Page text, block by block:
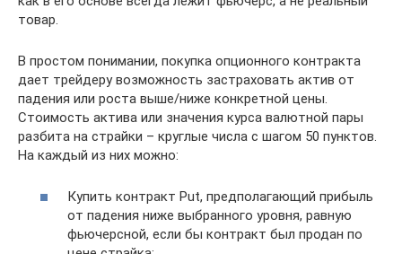
товар.
В простом понимании, покупка опционного контракта
дает трейдеру возможность застраховать актив от
падения или роста выше/ниже конкретной цены.
Стоимость актива или значения курса валютной пары
разбита на страйки – круглые числа с шагом 50 пунктов.
На каждый из них можно:
Купить контракт Put, предполагающий прибыль
от падения ниже выбранного уровня, равную
фьючерсной, если бы контракт был продан по